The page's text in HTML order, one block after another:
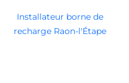
Installateur borne de
recharge Raon-l'Étape